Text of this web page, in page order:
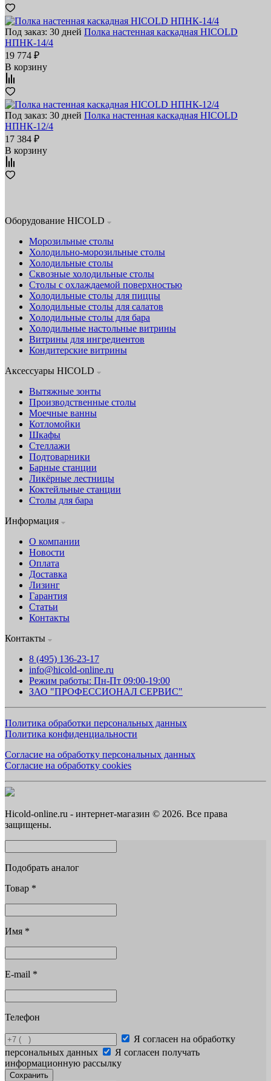
Под заказ: 30 дней Полка настенная каскадная HICOLD
НПНК-14/4
19 774 ₽
В корзину
Под заказ: 30 дней Полка настенная каскадная HICOLD
НПНК-12/4
17 384 ₽
В корзину
Оборудование HICOLD
Морозильные столы
Холодильно-морозильные столы
Холодильные столы
Сквозные холодильные столы
Столы с охлаждаемой поверхностью
Холодильные столы для пиццы
Холодильные столы для салатов
Холодильные столы для бара
Холодильные настольные витрины
Витрины для ингредиентов
Кондитерские витрины
Аксессуары HICOLD
Вытяжные зонты
Производственные столы
Моечные ванны
Котломойки
Шкафы
Стеллажи
Подтоварники
Барные станции
Ликёрные лестницы
Коктейльные станции
Столы для бара
Информация
О компании
Новости
Оплата
Доставка
Лизинг
Гарантия
Статьи
Контакты
Контакты
8 (495) 136-23-17
info@hicold-online.ru
Режим работы: Пн-Пт 09:00-19:00
ЗАО "ПРОФЕССИОНАЛ СЕРВИС"
Политика обработки персональных данных
Политика конфиденциальности
Согласие на обработку персональных данных
Согласие на обработку cookies
Hicold-online.ru - интернет-магазин © 2026. Все права
защищены.
Подобрать аналог
Товар *
Имя *
E-mail *
Телефон
Я согласен на обработку
персональных данных
Я согласен получать
информационную рассылку
Сохранить